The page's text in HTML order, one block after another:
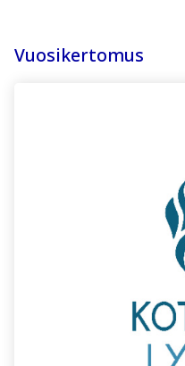
Vuosikertomus